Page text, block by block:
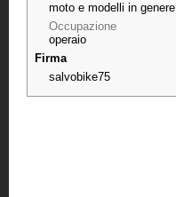
moto e modelli in genere
Occupazione
operaio
Firma
salvobike75